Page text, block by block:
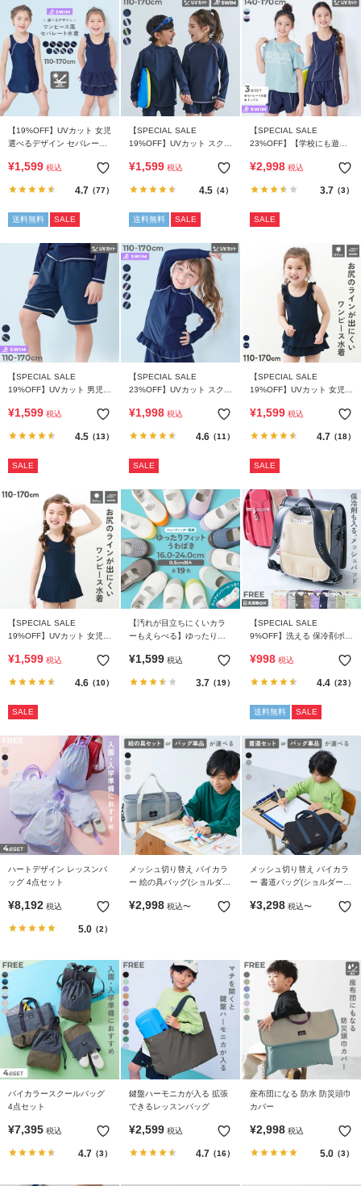
す
か
す
特
か
子
ど
も
コ
ム
ガ
イ
ド・
ッ
ク
に
つ
て
買
い
物
ガ
イ
ド
よ
く
る
質
問
FOLLOW
【19%OFF】UVカット 女児
選べるデザイン セパレート
¥1,599 税込
4.7（77）
送料無料 SALE
【SPECIAL SALE
19%OFF】UVカット スクー
ュガード
¥1,599 税込
4.5（4）
送料無料 SALE
【SPECIAL SALE
23%OFF】【学校にも遊び
き スクール水着 3Pセット
¥2,998 税込
3.7 （3）
SALE
【SPECIAL SALE
19%OFF】UVカット 男児
着
¥1,599 税込
4.5（13）
SALE
【SPECIAL SALE
23%OFF】UVカット スクー
ード
¥1,998 税込
4.6（11）
SALE
【SPECIAL SALE
19%OFF】UVカット 女児
ル水着
¥1,599 税込
4.7（18）
SALE
【SPECIAL SALE
19%OFF】UVカット 女児
¥1,599 税込
4.6（10）
SALE
【汚れが目立ちにくいカラ
ーもえらべる】ゆったりフ
ソール2枚付き
¥1,599 税込
3.7（19）
【SPECIAL SALE
9%OFF】洗える 保冷剤ポケ
メッシュパッド
¥998 税込
4.4（23）
送料無料 SALE
ハートデザイン レッスンバ
ッグ 4点セット
¥8,192 税込
5.0（2）
メッシュ切り替え バイカラ
ー 絵の具バッグ(ショルダー
¥2,998 税込〜
メッシュ切り替え バイカラ
ー 書道バッグ(ショルダース
¥3,298 税込〜
バイカラースクールバッグ
4点セット
¥7,395 税込
4.7 （3）
鍵盤ハーモニカが入る 拡張
できるレッスンバッグ
¥2,599 税込
4.7（16）
座布団になる 防水 防災頭巾
カバー
¥2,998 税込
5.0（3）